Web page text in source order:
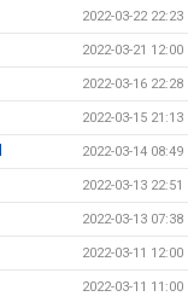
2022-03-22 22:23
2022-03-21 12:00
2022-03-16 22:28
2022-03-15 21:13
2022-03-14 08:49
2022-03-13 22:51
2022-03-13 07:38
2022-03-11 12:00
2022-03-11 11:00